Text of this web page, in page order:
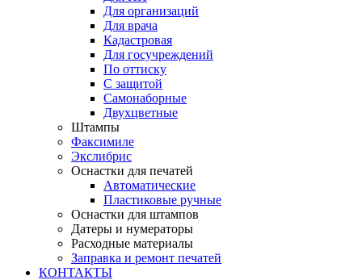
Для организаций
Для врача
Кадастровая
Для госучреждений
По оттиску
С защитой
Самонаборные
Двухцветные
Штампы
Факсимиле
Экслибрис
Оснастки для печатей
Автоматические
Пластиковые ручные
Оснастки для штампов
Датеры и нумераторы
Расходные материалы
Заправка и ремонт печатей
КОНТАКТЫ